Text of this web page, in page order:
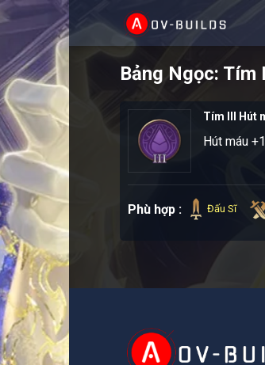
Skip
to
Bảng Ngọc: Tím
Tím III Hút
Hút máu
Phù hợp : Đấu Sĩ